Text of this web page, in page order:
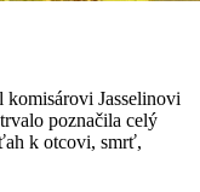
Jasselinovi
poznačila celý
k otcovi, smrť,